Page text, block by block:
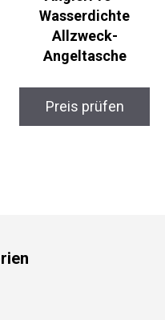
Wasserdichte
Allzweck-
Angeltasche
Preis prüfen